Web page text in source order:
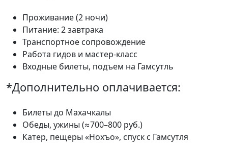
Проживание (2 ночи)
Питание: 2 завтрака
Транспортное сопровождение
Работа гидов и мастер-класс
Входные билеты, подъем на Гамсутль
*Дополнительно оплачивается:
Билеты до Махачкалы
Обеды, ужины (≈700–800 руб.)
Катер, пещеры «Нохъо», спуск с Гамсутля